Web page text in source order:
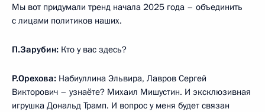
Мы вот придумали тренд начала 2025 года – объединить
с лицами политиков наших.
П.Зарубин: Кто у вас здесь?
Р.Орехова: Набиуллина Эльвира, Лавров Сергей
Викторович – узнаёте? Михаил Мишустин. И эксклюзивная
игрушка Дональд Трамп. И вопрос у меня будет связан